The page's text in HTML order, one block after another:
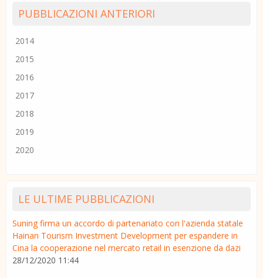
PUBBLICAZIONI ANTERIORI
2014
2015
2016
2017
2018
2019
2020
LE ULTIME PUBBLICAZIONI
Suning firma un accordo di partenariato con l'azienda statale
Hainan Tourism Investment Development per espandere in
Cina la cooperazione nel mercato retail in esenzione da dazi
28/12/2020 11:44